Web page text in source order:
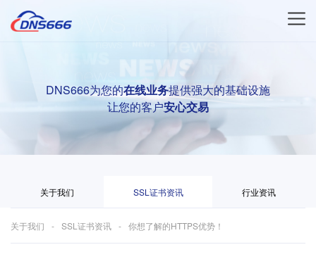
DNS666为您的在线业务提供强大的基础设施
让您的客户安心交易
关于我们 SSL证书资讯 行业资讯
关于我们 SSL证书资讯 你想了解的HTTPS优势！